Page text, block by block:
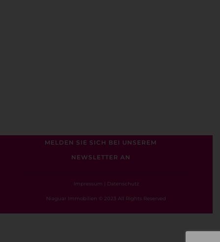
MELDEN SIE SICH BEI UNSEREM
NEWSLETTER AN
Impressum | Datenschutz
Niaguar Immobilien © 2023 All Rights Reserved